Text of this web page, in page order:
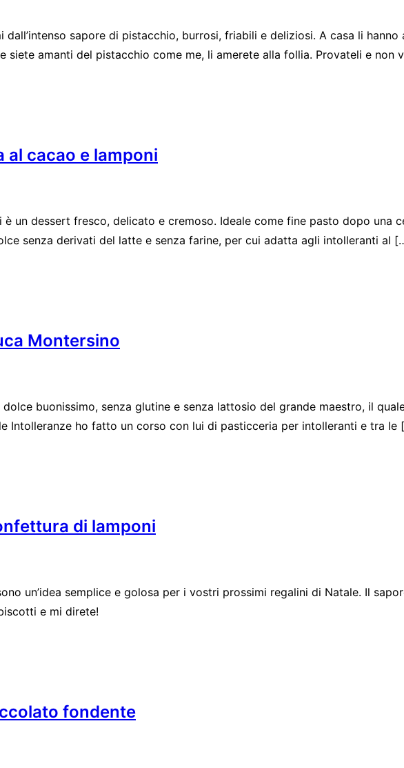
sapore di pistacchio, burrosi, friabili e deliziosi. A casa li
siete amanti del pistacchio come me, li amerete alla follia. Provateli e non
al cacao e lamponi
un dessert fresco, delicato e cremoso. Ideale come fine pasto dopo una
senza derivati del latte e senza farine, per cui adatta agli intolleranti al
Montersino
buonissimo, senza glutine e senza lattosio del grande maestro, il
Intolleranze ho fatto un corso con lui di pasticceria per intolleranti e tra le
di lamponi
un’idea semplice e golosa per i vostri prossimi regalini di Natale. Il
e mi direte!
fondente